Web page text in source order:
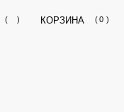
)